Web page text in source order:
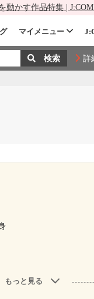
動かす作品特集 |
マイメニュー
詳
もっと見る